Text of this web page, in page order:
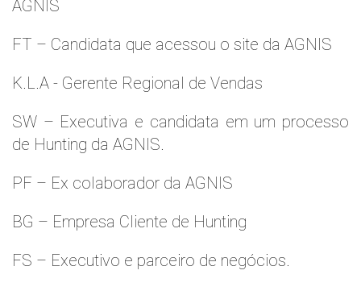
AGNIS
FT – Candidata que acessou o site da AGNIS
K.L.A - Gerente Regional de Vendas
SW – Executiva e candidata em um processo
de Hunting da AGNIS.
PF – Ex colaborador da AGNIS
BG – Empresa Cliente de Hunting
FS – Executivo e parceiro de negócios.